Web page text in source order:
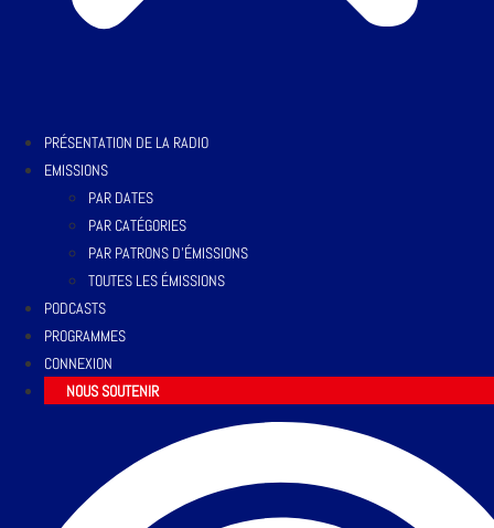
PRÉSENTATION DE LA RADIO
EMISSIONS
PAR DATES
PAR CATÉGORIES
PAR PATRONS D’ÉMISSIONS
TOUTES LES ÉMISSIONS
PODCASTS
PROGRAMMES
CONNEXION
NOUS SOUTENIR